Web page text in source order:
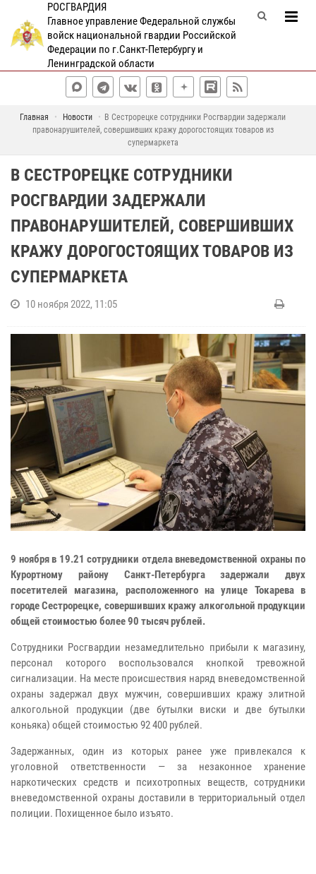
РОСГВАРДИЯ
Главное управление Федеральной службы
войск национальной гвардии Российской
Федерации по г.Санкт-Петербургу и
Ленинградской области
Главная Новости
В Сестрорецке сотрудники Росгвардии задержали
правонарушителей, совершивших кражу дорогостоящих товаров из
супермаркета
В СЕСТРОРЕЦКЕ СОТРУДНИКИ
РОСГВАРДИИ ЗАДЕРЖАЛИ
ПРАВОНАРУШИТЕЛЕЙ, СОВЕРШИВШИХ
КРАЖУ ДОРОГОСТОЯЩИХ ТОВАРОВ ИЗ
СУПЕРМАРКЕТА
10 ноября 2022, 11:05
9 ноября в 19.21 сотрудники отдела вневедомственной охраны по
Курортному району Санкт-Петербурга задержали двух
посетителей магазина, расположенного на улице Токарева в
городе Сестрорецке, совершивших кражу алкогольной продукции
общей стоимостью более 90 тысяч рублей.
Сотрудники Росгвардии незамедлительно прибыли к магазину,
персонал которого воспользовался кнопкой тревожной
сигнализации. На месте происшествия наряд вневедомственной
охраны задержал двух мужчин, совершивших кражу элитной
алкогольной продукции (две бутылки виски и две бутылки
коньяка) общей стоимостью 92 400 рублей.
Задержанных, один из которых ранее уже привлекался к
уголовной ответственности — за незаконное хранение
наркотических средств и психотропных веществ, сотрудники
вневедомственной охраны доставили в территориальный отдел
полиции. Похищенное было изъято.